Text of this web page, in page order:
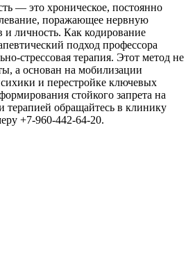
— это хроническое, постоянно
поражающее нервную
и личность. Как кодирование
подход профессора
стрессовая терапия. Этот метод не
а основан на мобилизации
и перестройке ключевых
стойкого запрета на
терапией обращайтесь в клинику
+7-960-442-64-20.